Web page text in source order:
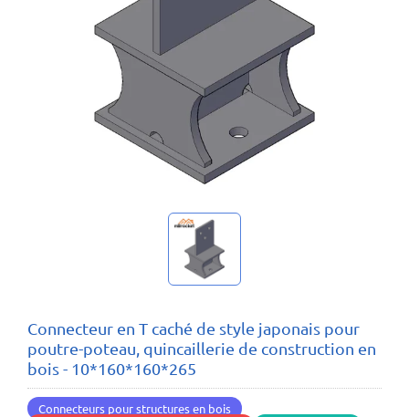
Connecteur en T caché de style japonais pour
poutre-poteau, quincaillerie de construction en
bois - 10*160*160*265
Connecteurs pour structures en bois